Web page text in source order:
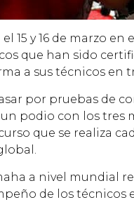
15 y 16 de marzo
que han sido
a sus técnicos en
por pruebas de
podio con los tres
que se realiza
a nivel mundial
de los